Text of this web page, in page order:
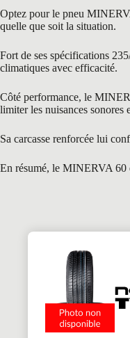
Optez pour le pneu
quelle que soit la situation.
Fort de ses spécifications
climatiques avec efficacité.
Côté performance, le
limiter les nuisances sonores
Sa carcasse renforcée lui
En résumé, le MINERVA 60